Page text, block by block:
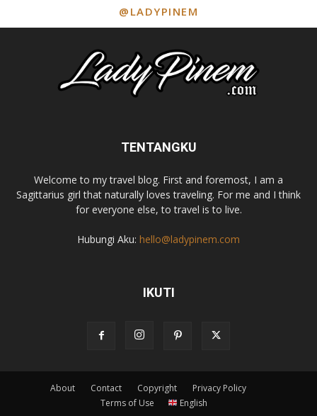
@LADYPINEM
TENTANGKU
Welcome to my travel blog. First and foremost, I am a
Sagittarius girl that naturally loves traveling. For me and I think
for everyone else, to travel is to live.
Hubungi Aku: hello@ladypinem.com
IKUTI
About Contact Copyright
Privacy Policy
Terms of Use
English